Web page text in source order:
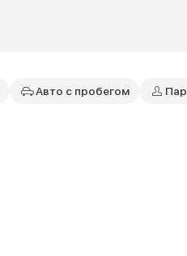
Авто с пробегом